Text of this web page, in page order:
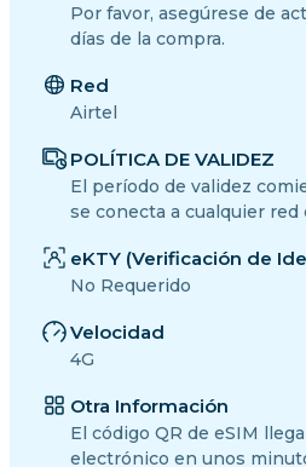
Por favor, asegúrese de
días de la compra.
Red
Airtel
POLÍTICA DE VALIDEZ
El período de validez
se conecta a cualquier red
eKTY (Verificación de
No Requerido
Velocidad
4G
Otra Información
El código QR de eSIM
electrónico en unos